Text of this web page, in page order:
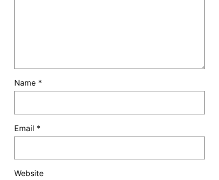
Name *
Email *
Website